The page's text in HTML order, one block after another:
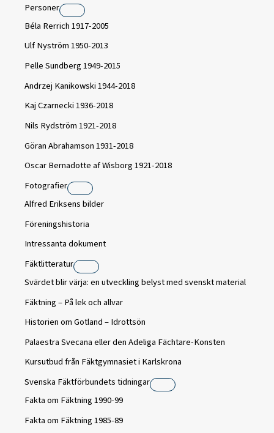
Personer
Béla Rerrich 1917-2005
Ulf Nyström 1950-2013
Pelle Sundberg 1949-2015
Andrzej Kanikowski 1944-2018
Kaj Czarnecki 1936-2018
Nils Rydström 1921-2018
Göran Abrahamson 1931-2018
Oscar Bernadotte af Wisborg 1921-2018
Fotografier
Alfred Eriksens bilder
Föreningshistoria
Intressanta dokument
Fäktlitteratur
Svärdet blir värja: en utveckling belyst med svenskt material
Fäktning – På lek och allvar
Historien om Gotland – Idrottsön
Palaestra Svecana eller den Adeliga Fächtare-Konsten
Kursutbud från Fäktgymnasiet i Karlskrona
Svenska Fäktförbundets tidningar
Fakta om Fäktning 1990-99
Fakta om Fäktning 1985-89